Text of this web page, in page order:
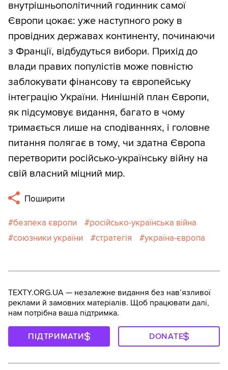
внутрішньополітичний годинник самої
Європи цокає: уже наступного року в
провідних державах континенту, починаючи
з Франції, відбудуться вибори. Прихід до
влади правих популістів може повністю
заблокувати фінансову та європейську
інтеграцію України. Нинішній план Європи,
як підсумовує видання, багато в чому
тримається лише на сподіваннях, і головне
питання полягає в тому, чи здатна Європа
перетворити російсько-українську війну на
свій власний міцний мир.
Поширити
безпека європи
російсько-українська війна
союзники україни
стратегія україна-європа
TEXTY.ORG.UA — незалежне видання без навʼязливої
реклами й замовних матеріалів. Щоб працювати далі,
нам потрібна ваша підтримка.
ПІДТРИМАТИ DONATE